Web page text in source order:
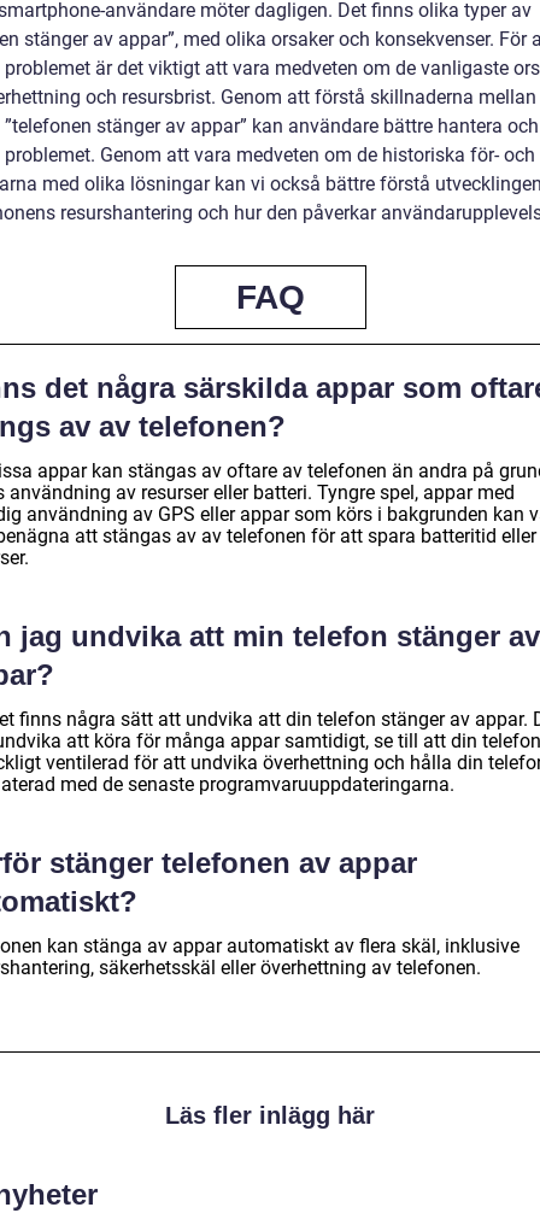
användare möter dagligen. Det finns olika typer av
stänger av appar”, med olika orsaker och konsekvenser. För
är det viktigt att vara medveten om de vanligaste
och resursbrist. Genom att förstå skillnaderna
stänger av appar” kan användare bättre hantera och
Genom att vara medveten om de historiska för- och
med olika lösningar kan vi också bättre förstå
resurshantering och hur den påverkar
FAQ
det några särskilda appar som
av av telefonen?
appar kan stängas av oftare av telefonen än andra på
användning av resurser eller batteri. Tyngre spel, appar med
användning av GPS eller appar som körs i bakgrunden kan
att stängas av av telefonen för att spara batteritid eller
jag undvika att min telefon stänger av
finns några sätt att undvika att din telefon stänger av appar.
att köra för många appar samtidigt, se till att din
ventilerad för att undvika överhettning och hålla din
med de senaste programvaruuppdateringarna.
stänger telefonen av appar
kan stänga av appar automatiskt av flera skäl, inklusive
säkerhetsskäl eller överhettning av telefonen.
Läs fler inlägg här